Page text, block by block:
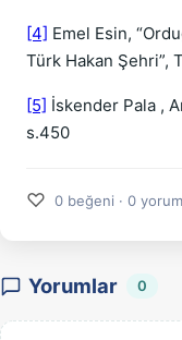
[4] Emel Esin,
Türk Hakan Şehri”,
[5] İskender Pala ,
s.450
♡ 0 beğeni · 0 yorum
Yorumlar 0